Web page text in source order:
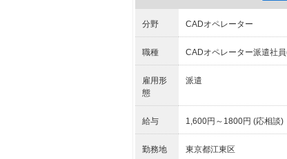
分野 CADオペレーター
職種 CADオペレーター派遣社
雇用形
態
派遣
給与 1,600円～1800円 (応相
勤務地 東京都江東区